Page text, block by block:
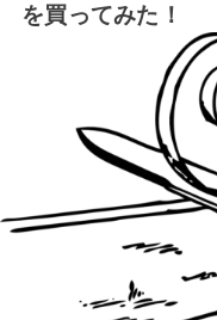
を買ってみた！